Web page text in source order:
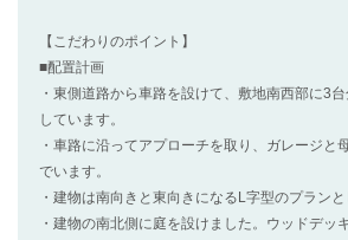
【こだわりのポイント】
■配置計画
・東側道路から車路を設けて、敷地南西部に3
しています。
・車路に沿ってアプローチを取り、ガレージと
でいます。
・建物は南向きと東向きになるL字型のプランと
・建物の南北側に庭を設けました。ウッドデッ